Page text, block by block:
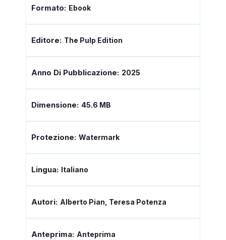
Formato: Ebook
Editore: The Pulp Edition
Anno Di Pubblicazione: 2025
Dimensione: 45.6 MB
Protezione: Watermark
Lingua: Italiano
Autori: Alberto Pian, Teresa Potenza
Anteprima: Anteprima